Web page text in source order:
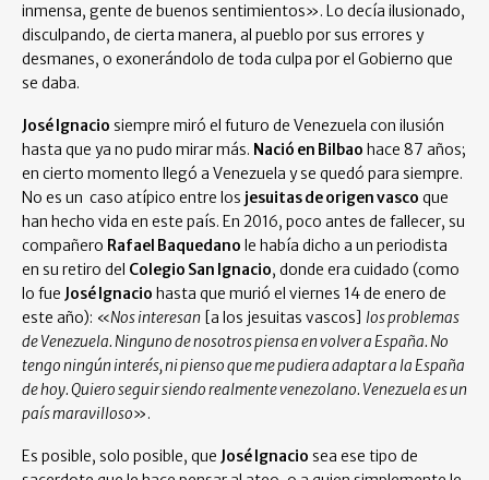
inmensa, gente de buenos sentimientos». Lo decía ilusionado,
disculpando, de cierta manera, al pueblo por sus errores y
desmanes, o exonerándolo de toda culpa por el Gobierno que
se daba.
José Ignacio siempre miró el futuro de Venezuela con ilusión
hasta que ya no pudo mirar más. Nació en Bilbao hace 87 años;
en cierto momento llegó a Venezuela y se quedó para siempre.
No es un caso atípico entre los jesuitas de origen vasco que
han hecho vida en este país. En 2016, poco antes de fallecer, su
compañero Rafael Baquedano le había dicho a un periodista
en su retiro del Colegio San Ignacio, donde era cuidado (como
lo fue José Ignacio hasta que murió el viernes 14 de enero de
este año): «Nos interesan [a los jesuitas vascos] los problemas
de Venezuela. Ninguno de nosotros piensa en volver a España. No
tengo ningún interés, ni pienso que me pudiera adaptar a la España
de hoy. Quiero seguir siendo realmente venezolano. Venezuela es un
país maravilloso».
Es posible, solo posible, que José Ignacio sea ese tipo de